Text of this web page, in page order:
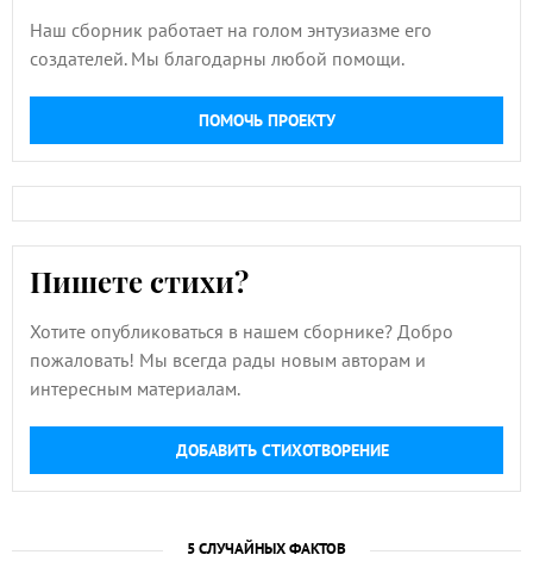
Наш сборник работает на голом энтузиазме его
создателей. Мы благодарны любой помощи.
ПОМОЧЬ ПРОЕКТУ
Пишете стихи?
Хотите опубликоваться в нашем сборнике? Добро
пожаловать! Мы всегда рады новым авторам и
интересным материалам.
ДОБАВИТЬ СТИХОТВОРЕНИЕ
5 СЛУЧАЙНЫХ ФАКТОВ